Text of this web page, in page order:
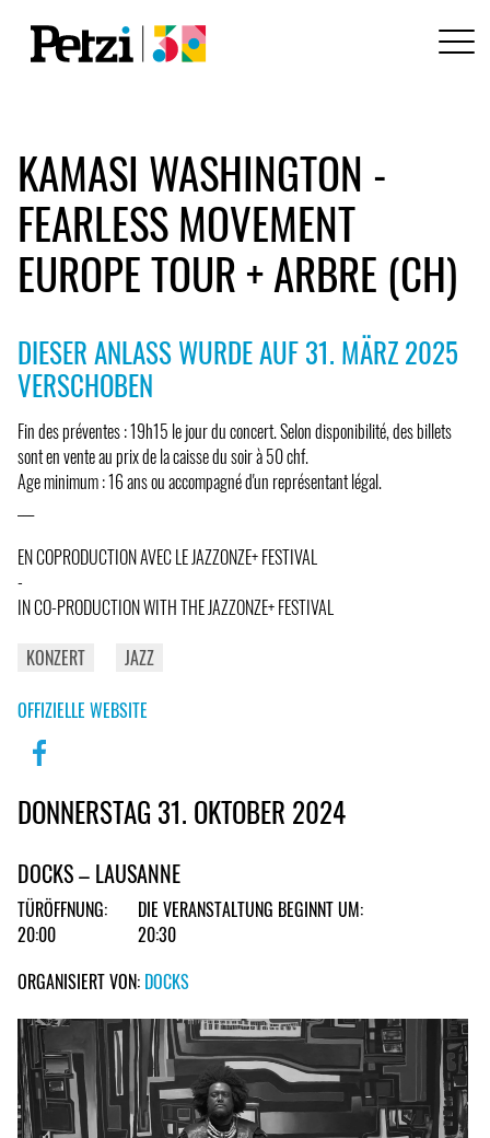
KAMASI WASHINGTON -
FEARLESS MOVEMENT
EUROPE TOUR + ARBRE (CH)
DIESER ANLASS WURDE AUF 31. MÄRZ 2025
VERSCHOBEN
Fin des préventes : 19h15 le jour du concert. Selon disponibilité, des billets
sont en vente au prix de la caisse du soir à 50 chf.
Age minimum : 16 ans ou accompagné d'un représentant légal.
EN COPRODUCTION AVEC LE JAZZONZE+ FESTIVAL
-
IN CO-PRODUCTION WITH THE JAZZONZE+ FESTIVAL
KONZERT
JAZZ
OFFIZIELLE WEBSITE
DONNERSTAG 31. OKTOBER 2024
DOCKS – LAUSANNE
TÜRÖFFNUNG:
20:00
DIE VERANSTALTUNG BEGINNT UM:
20:30
ORGANISIERT VON: DOCKS